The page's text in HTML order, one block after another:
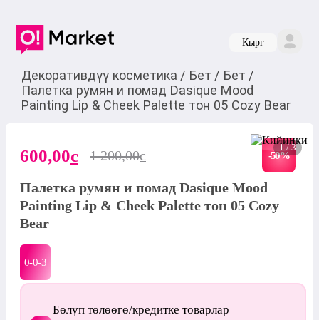
Кырг
Декоративдүү косметика / Бет / Бет /
Палетка румян и помад Dasique Mood
Painting Lip & Cheek Palette тон 05 Cozy Bear
1 / 3
600,00c 1 200,00c -50%
Палетка румян и помад Dasique Mood
Painting Lip & Cheek Palette тон 05 Cozy
Bear
0-0-3
Бөлүп төлөөгө/кредитке товарлар